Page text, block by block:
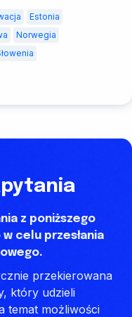
Estonia
Norwegia
z poniższego
celu przesłania
przekierowana
który udzieli
temat możliwości